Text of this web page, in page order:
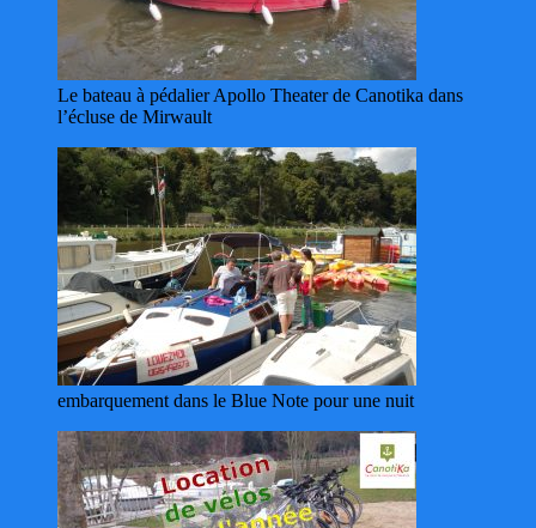
Le bateau à pédalier Apollo Theater de Canotika dans
l’écluse de Mirwault
embarquement dans le Blue Note pour une nuit